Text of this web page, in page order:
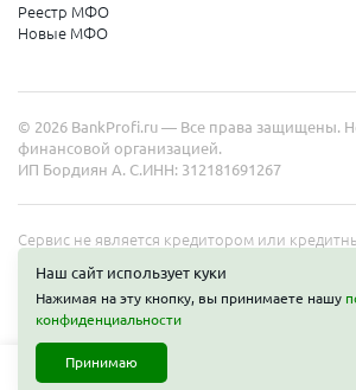
Сочи
Анапа
Ейск
Свердловская область
Екатеринбург
Реестр МФО
Новые МФО
© 2026 BankProfi.ru — Все права защищены.
финансовой организацией.
ИП Бордиян А. С.ИНН: 312181691267
Сервис не является кредитором или
на сайте не является публичной офертой.
уточняйте на сайте организаций.
Наш сайт использует куки
Нажимая на эту кнопку, вы принимаете нашу
конфиденциальности
Принимаю